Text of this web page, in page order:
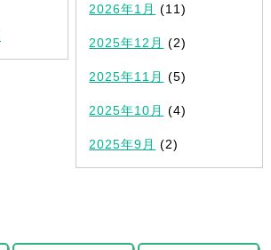
2026年1月 (11)
2025年12月 (2)
2025年11月 (5)
2025年10月 (4)
2025年9月 (2)